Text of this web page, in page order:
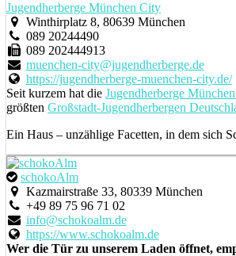
Jugendherberge München City
Winthirplatz 8, 80639 München
089 20244490
089 202444913
muenchen-city@jugendherberge.de
https://jugendherberge-muenchen-city.de/
Seit kurzem hat die Jugendherberge
größten Großstadt-Jugendherbergen
Ein Haus – unzählige Facetten, in dem sich
schokoAlm
Kazmairstraße 33, 80339 München
+49 89 75 96 71 02
info@schokoalm.de
https://www.schokoalm.de
Wer die Tür zu unserem Laden öffnet,